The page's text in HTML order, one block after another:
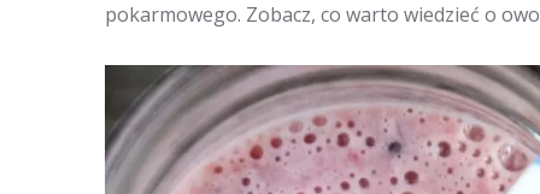
pokarmowego. Zobacz, co warto wiedzieć o